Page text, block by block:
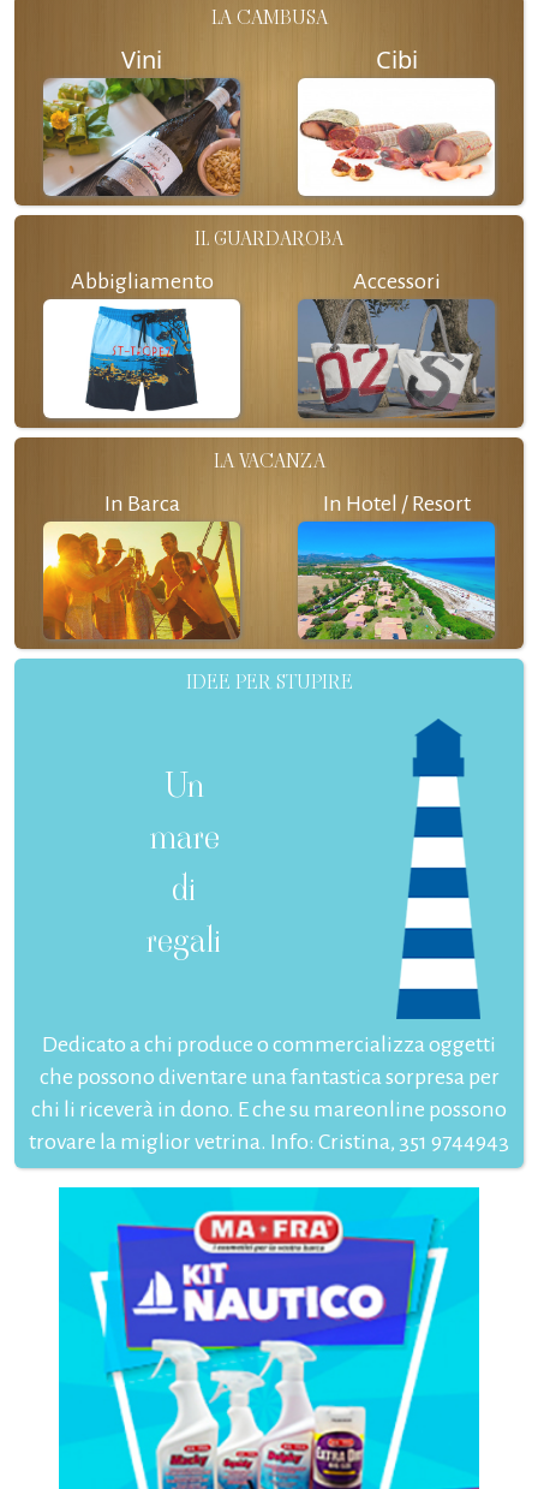
LA CAMBUSA
Vini Cibi
IL GUARDAROBA
Abbigliamento Accessori
LA VACANZA
In Barca In Hotel / Resort
IDEE PER STUPIRE
Un
mare
di
regali
Dedicato a chi produce o commercializza oggetti
che possono diventare una fantastica sorpresa per
chi li riceverà in dono. E che su mareonline possono
trovare la miglior vetrina. Info: Cristina, 351 9744943